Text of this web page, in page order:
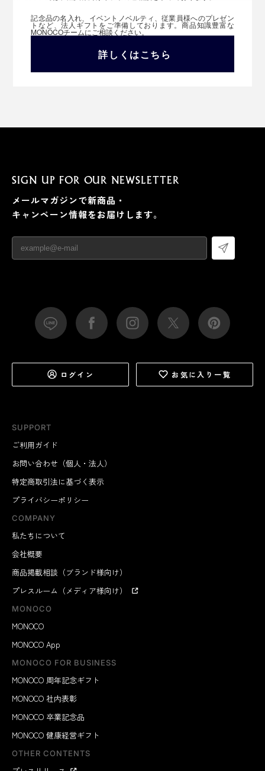
記念品の名入れ、イベントノベルティ、従業員様へのプレゼン
トなど、法人ギフトをご準備しております。商品知識豊富な
MONOCOチームにご相談ください。
詳しくはこちら
SUPPORT
ご利用ガイド
お問い合わせ（個人・法人）
特定商取引法に基づく表示
プライバシーポリシー
COMPANY
私たちについて
会社概要
商品掲載相談（ブランド様向け）
プレスルーム（メディア様向け）
MONOCO
MONOCO
MONOCO App
MONOCO FOR BUSINESS
MONOCO 周年記念ギフト
MONOCO 社内表彰
MONOCO 卒業記念品
MONOCO 健康経営ギフト
OTHER CONTENTS
SIGN UP FOR OUR NEWSLETTER
メールマガジンで新商品・
キャンペーン情報をお届けします。
ログイン お気に入り一覧